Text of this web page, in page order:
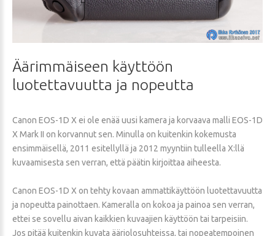
Äärimmäiseen käyttöön
luotettavuutta ja nopeutta
Canon EOS-1D X ei ole enää uusi kamera ja korvaava malli EOS-1D
X Mark II on korvannut sen. Minulla on kuitenkin kokemusta
ensimmäisellä, 2011 esitellyllä ja 2012 myyntiin tulleella X:llä
kuvaamisesta sen verran, että päätin kirjoittaa aiheesta.
Canon EOS-1D X on tehty kovaan ammattikäyttöön luotettavuutta
ja nopeutta painottaen. Kameralla on kokoa ja painoa sen verran,
ettei se sovellu aivan kaikkien kuvaajien käyttöön tai tarpeisiin.
Jos pitää kuitenkin kuvata ääriolosuhteissa, tai nopeatempoinen